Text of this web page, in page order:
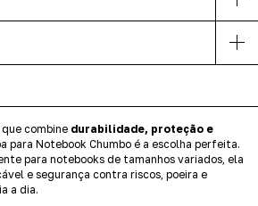
combine durabilidade, proteção e
para Notebook Chumbo é a escolha perfeita.
para notebooks de tamanhos variados, ela
e segurança contra riscos, poeira e
a dia.